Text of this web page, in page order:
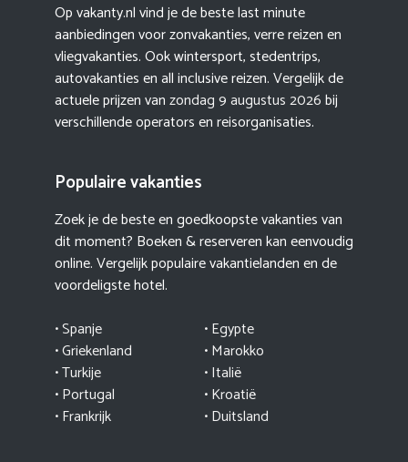
Op vakanty.nl vind je de beste last minute
aanbiedingen voor zonvakanties, verre reizen en
vliegvakanties. Ook wintersport, stedentrips,
autovakanties en all inclusive reizen. Vergelijk de
actuele prijzen vanzondag 9 augustus 2026bij
verschillende operators en reisorganisaties.
Populaire vakanties
Zoek je de beste en goedkoopste vakanties van
dit moment? Boeken & reserveren kan eenvoudig
online. Vergelijk populaire vakantielanden en de
voordeligste hotel.
• Spanje
• Griekenland
• Turkije
•Portugal
• Frankrijk
• Egypte
•Marokko
• Italië
•Kroatië
• Duitsland